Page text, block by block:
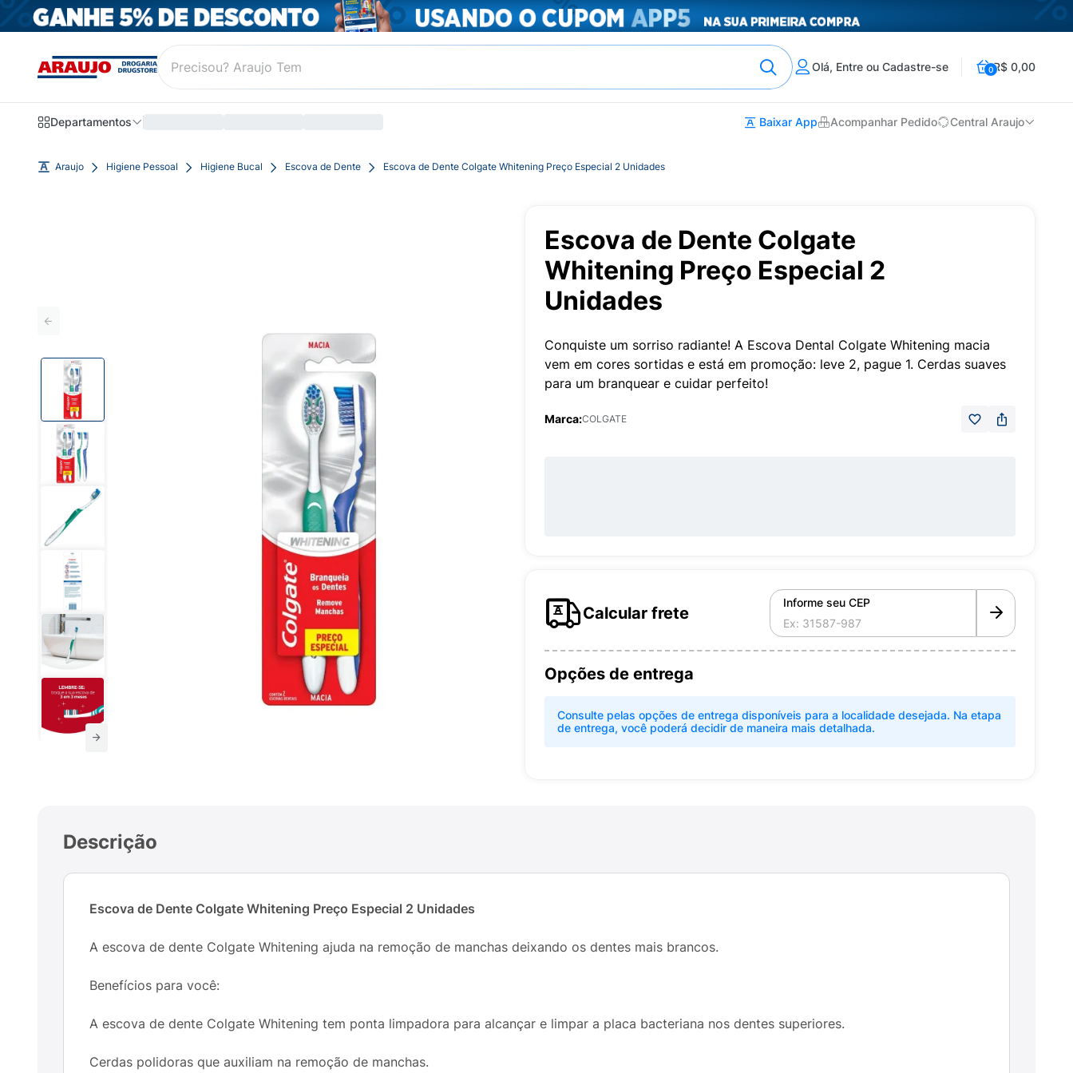
Olá, Entre ou Cadastre-se 0R$ 0,00
Departamentos Baixar App Acompanhar Pedido Central Araujo
Araujo Higiene Pessoal Higiene Bucal Escova de Dente Escova de Dente Colgate Whitening Preço Especial 2 Unidades
Escova de Dente Colgate
Whitening Preço Especial 2
Unidades
Conquiste um sorriso radiante! A Escova Dental Colgate Whitening macia
vem em cores sortidas e está em promoção: leve 2, pague 1. Cerdas suaves
para um branquear e cuidar perfeito!
Marca:COLGATE
Calcular frete
Informe seu CEP
Opções de entrega
Consulte pelas opções de entrega disponíveis para a localidade desejada. Na etapa
de entrega, você poderá decidir de maneira mais detalhada.
Descrição
Escova de Dente Colgate Whitening Preço Especial 2 Unidades
A escova de dente Colgate Whitening ajuda na remoção de manchas deixando os dentes mais brancos.
Benefícios para você:
A escova de dente Colgate Whitening tem ponta limpadora para alcançar e limpar a placa bacteriana nos dentes superiores.
Cerdas polidoras que auxiliam na remoção de manchas.